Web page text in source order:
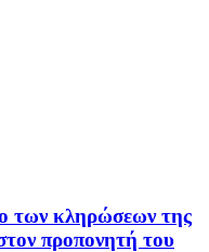
των κληρώσεων της
προπονητή του